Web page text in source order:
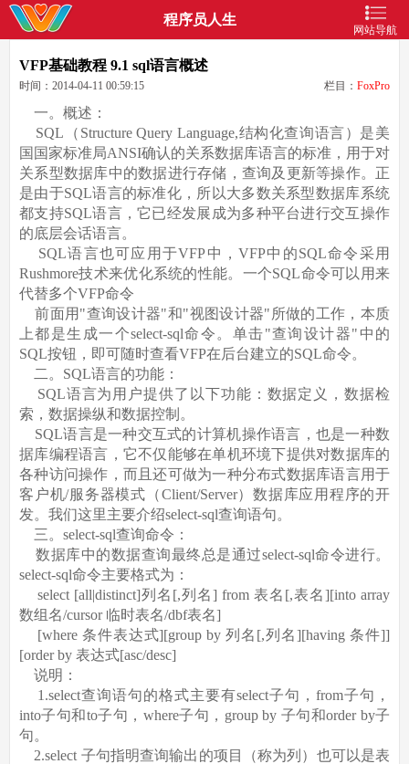
程序员人生
网站导航
VFP基础教程 9.1 sql语言概述
栏目： FoxPro
时间：2014-04-11 00:59:15
一。概述：
SQL（Structure Query Language,结构化查询语言）是美
国国家标准局ANSI确认的关系数据库语言的标准，用于对
关系型数据库中的数据进行存储，查询及更新等操作。正
是由于SQL语言的标准化，所以大多数关系型数据库系统
都支持SQL语言，它已经发展成为多种平台进行交互操作
的底层会话语言。
SQL语言也可应用于VFP中，VFP中的SQL命令采用
Rushmore技术来优化系统的性能。一个SQL命令可以用来
代替多个VFP命令
前面用"查询设计器"和"视图设计器"所做的工作，本质
上都是生成一个select-sql命令。单击"查询设计器"中的
SQL按钮，即可随时查看VFP在后台建立的SQL命令。
二。SQL语言的功能：
SQL语言为用户提供了以下功能：数据定义，数据检
索，数据操纵和数据控制。
SQL语言是一种交互式的计算机操作语言，也是一种数
据库编程语言，它不仅能够在单机环境下提供对数据库的
各种访问操作，而且还可做为一种分布式数据库语言用于
客户机/服务器模式（Client/Server）数据库应用程序的开
发。我们这里主要介绍select-sql查询语句。
三。select-sql查询命令：
数据库中的数据查询最终总是通过select-sql命令进行。
select-sql命令主要格式为：
select [all|distinct]列名[,列名] from 表名[,表名][into array
数组名/cursor 临时表名/dbf表名]
[where 条件表达式][group by 列名[,列名][having 条件]]
[order by 表达式[asc/desc]
说明：
1.select查询语句的格式主要有select子句，from子句，
into子句和to子句，where子句，group by 子句和order by子
句。
2.select 子句指明查询输出的项目（称为列）也可以是表